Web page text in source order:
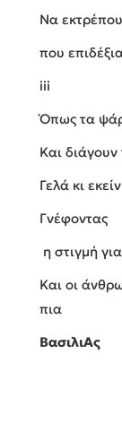
Να
που
iii
Όπως τα
Και
Γελά κι
Γνέφοντας
η στιγμή
Και οι
πια
ΒασιλιAς